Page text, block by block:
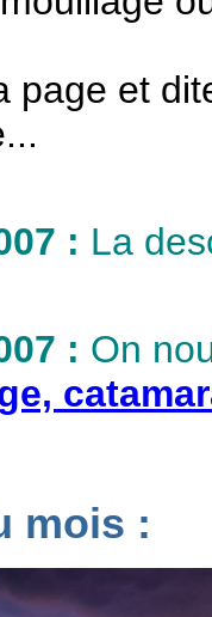
page et
: La
: On
mois :